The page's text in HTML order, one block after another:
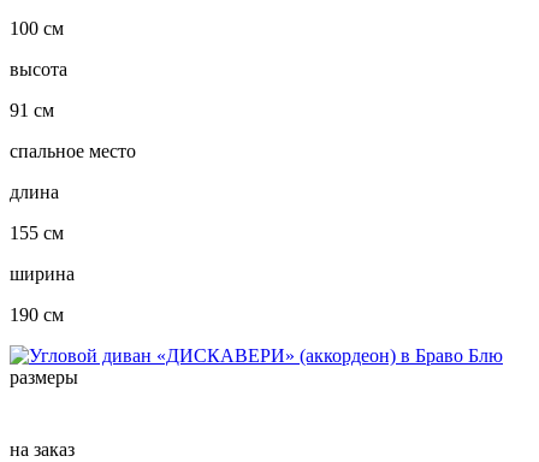
100 см
высота
91 см
спальное место
длина
155 см
ширина
190 см
размеры
на заказ